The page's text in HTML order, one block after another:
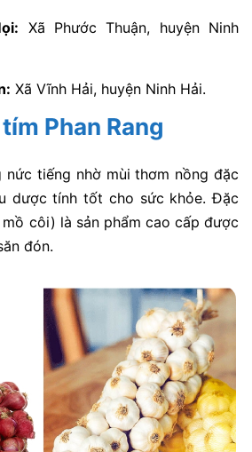
Xã Phước Thuận, huyện Ninh
Xã Vĩnh Hải, huyện Ninh Hải.
Phan Rang
nức tiếng nhờ mùi thơm nồng đặc
dược tính tốt cho sức khỏe. Đặc
côi) là sản phẩm cao cấp được
đón.